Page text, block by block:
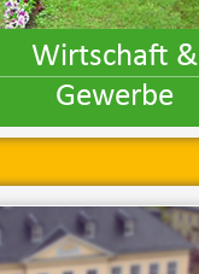
Wirtschaft &
Gewerbe